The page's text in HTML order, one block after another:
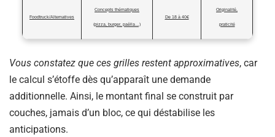
Foodtruck/Alternatives
Concepts thématiques
(pizza, burger, paëlla…)
De 18 à 40€
Originalité,
praticité
Vous constatez que ces grilles restent approximatives, car
le calcul s’étoffe dès qu’apparaît une demande
additionnelle. Ainsi, le montant final se construit par
couches, jamais d’un bloc, ce qui déstabilise les
anticipations.